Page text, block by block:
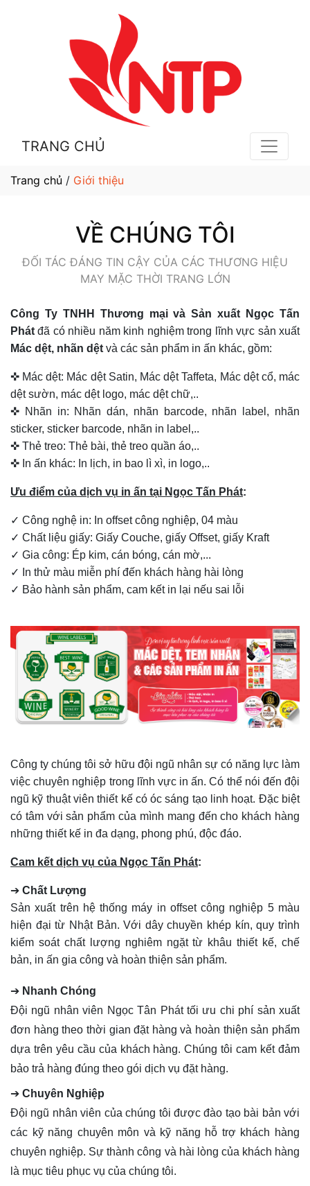
TRANG CHỦ
Trang chủ / Giới thiệu
VỀ CHÚNG TÔI
ĐỐI TÁC ĐÁNG TIN CẬY CỦA CÁC THƯƠNG HIỆU
MAY MẶC THỜI TRANG LỚN
Công Ty TNHH Thương mại và Sản xuất Ngọc Tấn
Phát đã có nhiều năm kinh nghiệm trong lĩnh vực sản xuất
Mác dệt, nhãn dệt và các sản phẩm in ấn khác, gồm:
✜ Mác dệt: Mác dệt Satin, Mác dệt Taffeta, Mác dệt cổ, mác
dệt sườn, mác dệt logo, mác dệt chữ,..
✜ Nhãn in: Nhãn dán, nhãn barcode, nhãn label, nhãn
sticker, sticker barcode, nhãn in label,..
✜ Thẻ treo: Thẻ bài, thẻ treo quần áo,..
✜ In ấn khác: In lịch, in bao lì xì, in logo,..
Ưu điểm của dịch vụ in ấn tại Ngọc Tấn Phát:
✓ Công nghệ in: In offset công nghiệp, 04 màu
✓ Chất liệu giấy: Giấy Couche, giấy Offset, giấy Kraft
✓ Gia công: Ép kim, cán bóng, cán mờ,...
✓ In thử màu miễn phí đến khách hàng hài lòng
✓ Bảo hành sản phẩm, cam kết in lại nếu sai lỗi
Công ty chúng tôi sở hữu đội ngũ nhân sự có năng lực làm
việc chuyên nghiệp trong lĩnh vực in ấn. Có thể nói đến đội
ngũ kỹ thuật viên thiết kế có óc sáng tạo linh hoạt. Đặc biệt
có tâm với sản phẩm của mình mang đến cho khách hàng
những thiết kế in đa dạng, phong phú, độc đáo.
Cam kết dịch vụ của Ngọc Tấn Phát:
➔ Chất Lượng
Sản xuất trên hệ thống máy in offset công nghiệp 5 màu
hiện đại từ Nhật Bản. Với dây chuyền khép kín, quy trình
kiểm soát chất lượng nghiêm ngặt từ khâu thiết kế, chế
bản, in ấn gia công và hoàn thiện sản phẩm.
➔ Nhanh Chóng
Đội ngũ nhân viên Ngọc Tân Phát tối ưu chi phí sản xuất
đơn hàng theo thời gian đặt hàng và hoàn thiện sản phẩm
dựa trên yêu cầu của khách hàng. Chúng tôi cam kết đảm
bảo trả hàng đúng theo gói dịch vụ đặt hàng.
➔ Chuyên Nghiệp
Đội ngũ nhân viên của chúng tôi được đào tạo bài bản với
các kỹ năng chuyên môn và kỹ năng hỗ trợ khách hàng
chuyên nghiệp. Sự thành công và hài lòng của khách hàng
là mục tiêu phục vụ của chúng tôi.